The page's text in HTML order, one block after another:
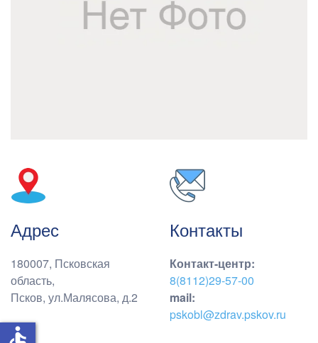
Адрес
180007, Псковская
область,
Псков, ул.Малясова, д.2
Контакты
Контакт-центр:
8(8112)29-57-00
mail:
pskobl@zdrav.pskov.ru